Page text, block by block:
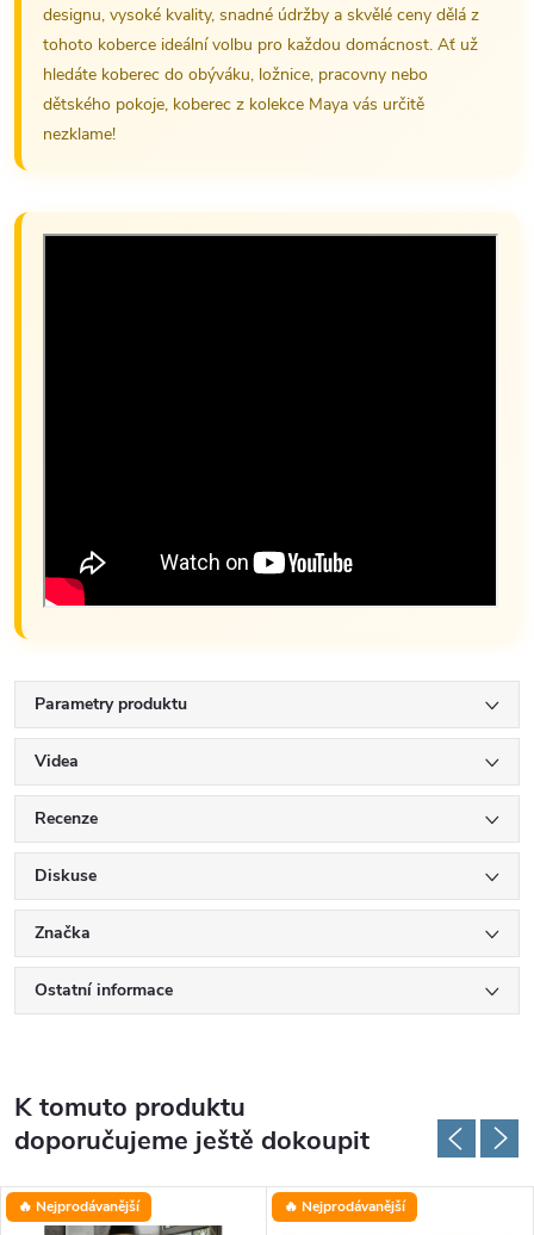
designu, vysoké kvality, snadné údržby a skvělé ceny dělá z
tohoto koberce ideální volbu pro každou domácnost. Ať už
hledáte koberec do obýváku, ložnice, pracovny nebo
dětského pokoje, koberec z kolekce Maya vás určitě
nezklame!
Parametry produktu
Videa
Recenze
Diskuse
Značka
Ostatní informace
K tomuto produktu
doporučujeme ještě dokoupit
🔥 Nejprodávanější 🔥 Nejprodávanější